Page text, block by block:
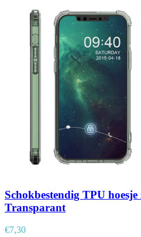
Schokbestendig TPU
Transparant
€7,30